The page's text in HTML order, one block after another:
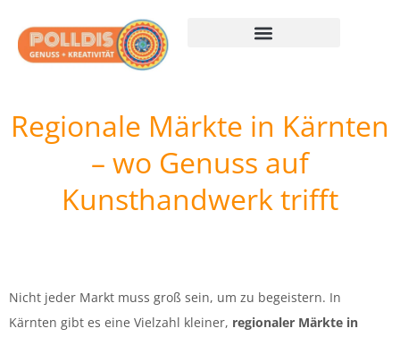
Regionale Märkte in Kärnten
– wo Genuss auf
Kunsthandwerk trifft
Nicht jeder Markt muss groß sein, um zu begeistern. In
Kärnten gibt es eine Vielzahl kleiner, regionaler Märkte in